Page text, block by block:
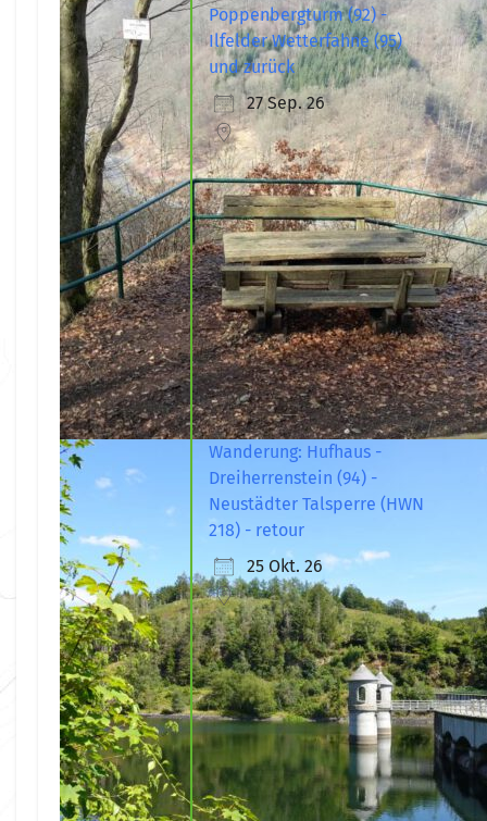
Poppenbergturm (92) -
Ilfelder Wetterfahne (95)
und zurück
27 Sep. 26
Wanderung: Hufhaus -
Dreiherrenstein (94) -
Neustädter Talsperre (HWN
218) - retour
25 Okt. 26